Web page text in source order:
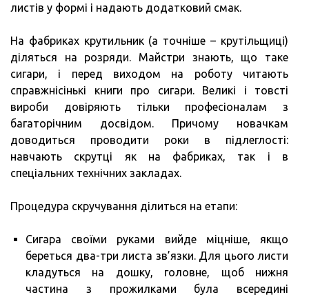
листів у формі і надають додатковий смак.
На фабриках крутильник (а точніше – крутільщиці)
діляться на розряди. Майстри знають, що таке
сигари, і перед виходом на роботу читають
справжнісінькі книги про сигари. Великі і товсті
вироби довіряють тільки професіоналам з
багаторічним досвідом. Причому новачкам
доводиться проводити роки в підлеглості:
навчають скрутці як на фабриках, так і в
спеціальних технічних закладах.
Процедура скручування ділиться на етапи:
Сигара своїми руками вийде міцніше, якщо
береться два-три листа зв’язки. Для цього листи
кладуться на дошку, головне, щоб нижня
частина з прожилками була всередині